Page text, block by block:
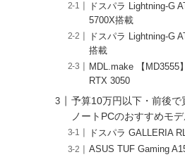
ドスパラ Lightning-G
5700X搭載
ドスパラ Lightning-G
搭載
MDL.make 【MD3555
RTX 3050
予算10万円以下・前後で
ノートPCのおすすめモ
ドスパラ GALLERIA
ASUS TUF Gaming